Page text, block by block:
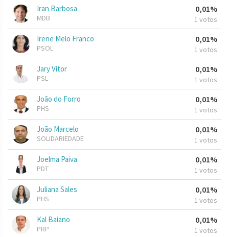
Iran Barbosa
MDB
0,01%
1 votos
Irene Melo Franco
PSOL
0,01%
1 votos
Jary Vitor
PSL
0,01%
1 votos
João do Forro
PHS
0,01%
1 votos
João Marcelo
SOLIDARIEDADE
0,01%
1 votos
Joelma Paiva
PDT
0,01%
1 votos
Juliana Sales
PHS
0,01%
1 votos
Kal Baiano
PRP
0,01%
1 votos